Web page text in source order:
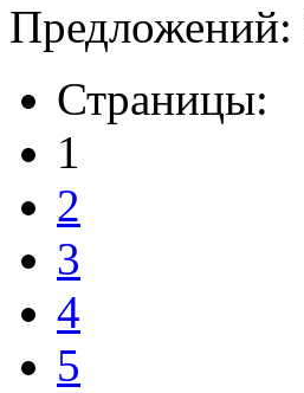
Предложений:
Страницы:
1
2
3
4
5